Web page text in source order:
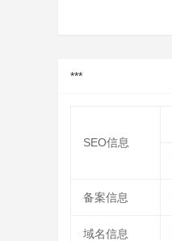
***
SEO信息
备案信息
域名信息